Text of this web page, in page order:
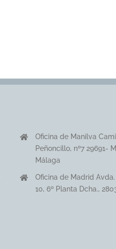
Oficina de Manilva
Peñoncillo, nº7 29691-
Málaga
Oficina de Madrid
10, 6º Planta Dcha.,